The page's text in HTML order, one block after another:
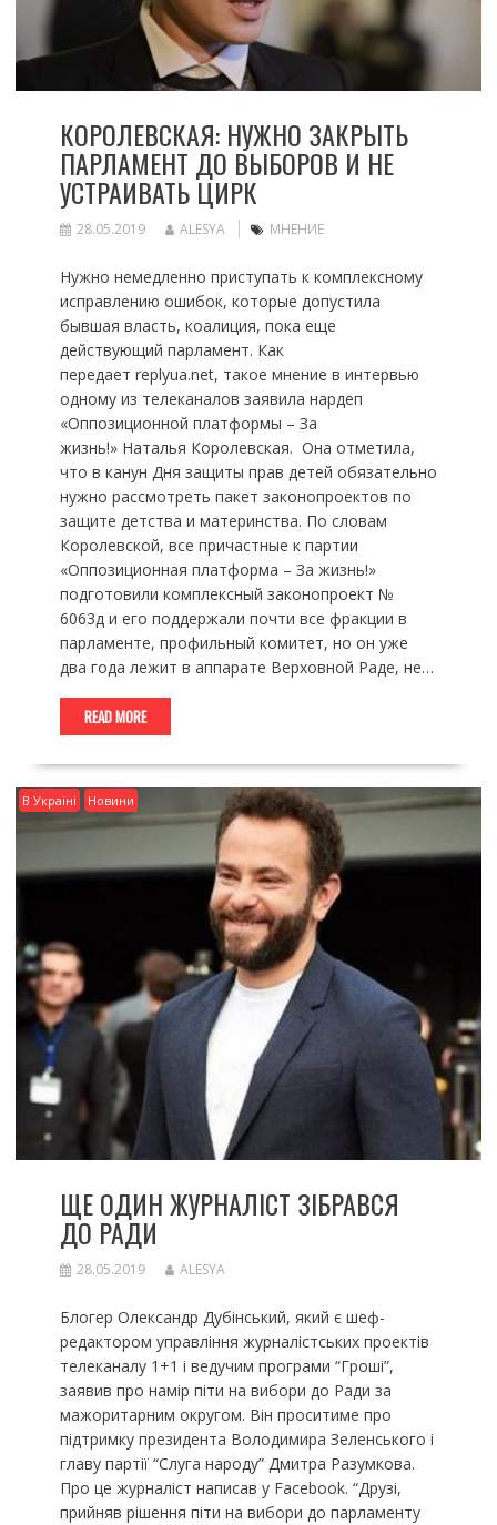
КОРОЛЕВСКАЯ: НУЖНО ЗАКРЫТЬ
ПАРЛАМЕНТ ДО ВЫБОРОВ И НЕ
УСТРАИВАТЬ ЦИРК
28.05.2019 ALESYA МНЕНИЕ
Нужно немедленно приступать к комплексному
исправлению ошибок, которые допустила
бывшая власть, коалиция, пока еще
действующий парламент. Как
передает replyua.net, такое мнение в интервью
одному из телеканалов заявила нардеп
«Оппозиционной платформы – За
жизнь!» Наталья Королевская. Она отметила,
что в канун Дня защиты прав детей обязательно
нужно рассмотреть пакет законопроектов по
защите детства и материнства. По словам
Королевской, все причастные к партии
«Оппозиционная платформа – За жизнь!»
подготовили комплексный законопроект №
6063д и его поддержали почти все фракции в
парламенте, профильный комитет, но он уже
два года лежит в аппарате Верховной Раде, не…
READ MORE
В Україні Новини
ЩЕ ОДИН ЖУРНАЛІСТ ЗІБРАВСЯ
ДО РАДИ
28.05.2019 ALESYA
Блогер Олександр Дубінський, який є шеф-
редактором управління журналістських проектів
телеканалу 1+1 і ведучим програми “Гроші”,
заявив про намір піти на вибори до Ради за
мажоритарним округом. Він проситиме про
підтримку президента Володимира Зеленського і
главу партії “Слуга народу” Дмитра Разумкова.
Про це журналіст написав у Facebook. “Друзі,
прийняв рішення піти на вибори до парламенту